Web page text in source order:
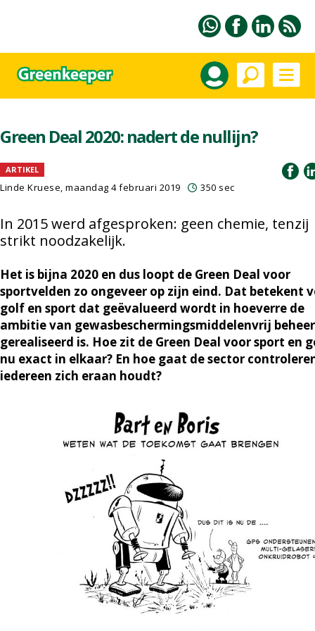
Green Deal 2020: nadert de nullijn?
ARTIKEL
Linde Kruese, maandag 4 februari 2019 350 sec
In 2015 werd afgesproken: geen chemie, tenzij
strikt noodzakelijk.
Het is bijna 2020 en dus loopt de Green Deal voor
sportvelden zo ongeveer op zijn eind. Dat betekent
golf en sport dat geëvalueerd wordt in hoeverre de
ambitie van gewasbeschermingsmiddelenvrij beheer
gerealiseerd is. Hoe zit de Green Deal voor sport en
nu exact in elkaar? En hoe gaat de sector
iedereen zich eraan houdt?